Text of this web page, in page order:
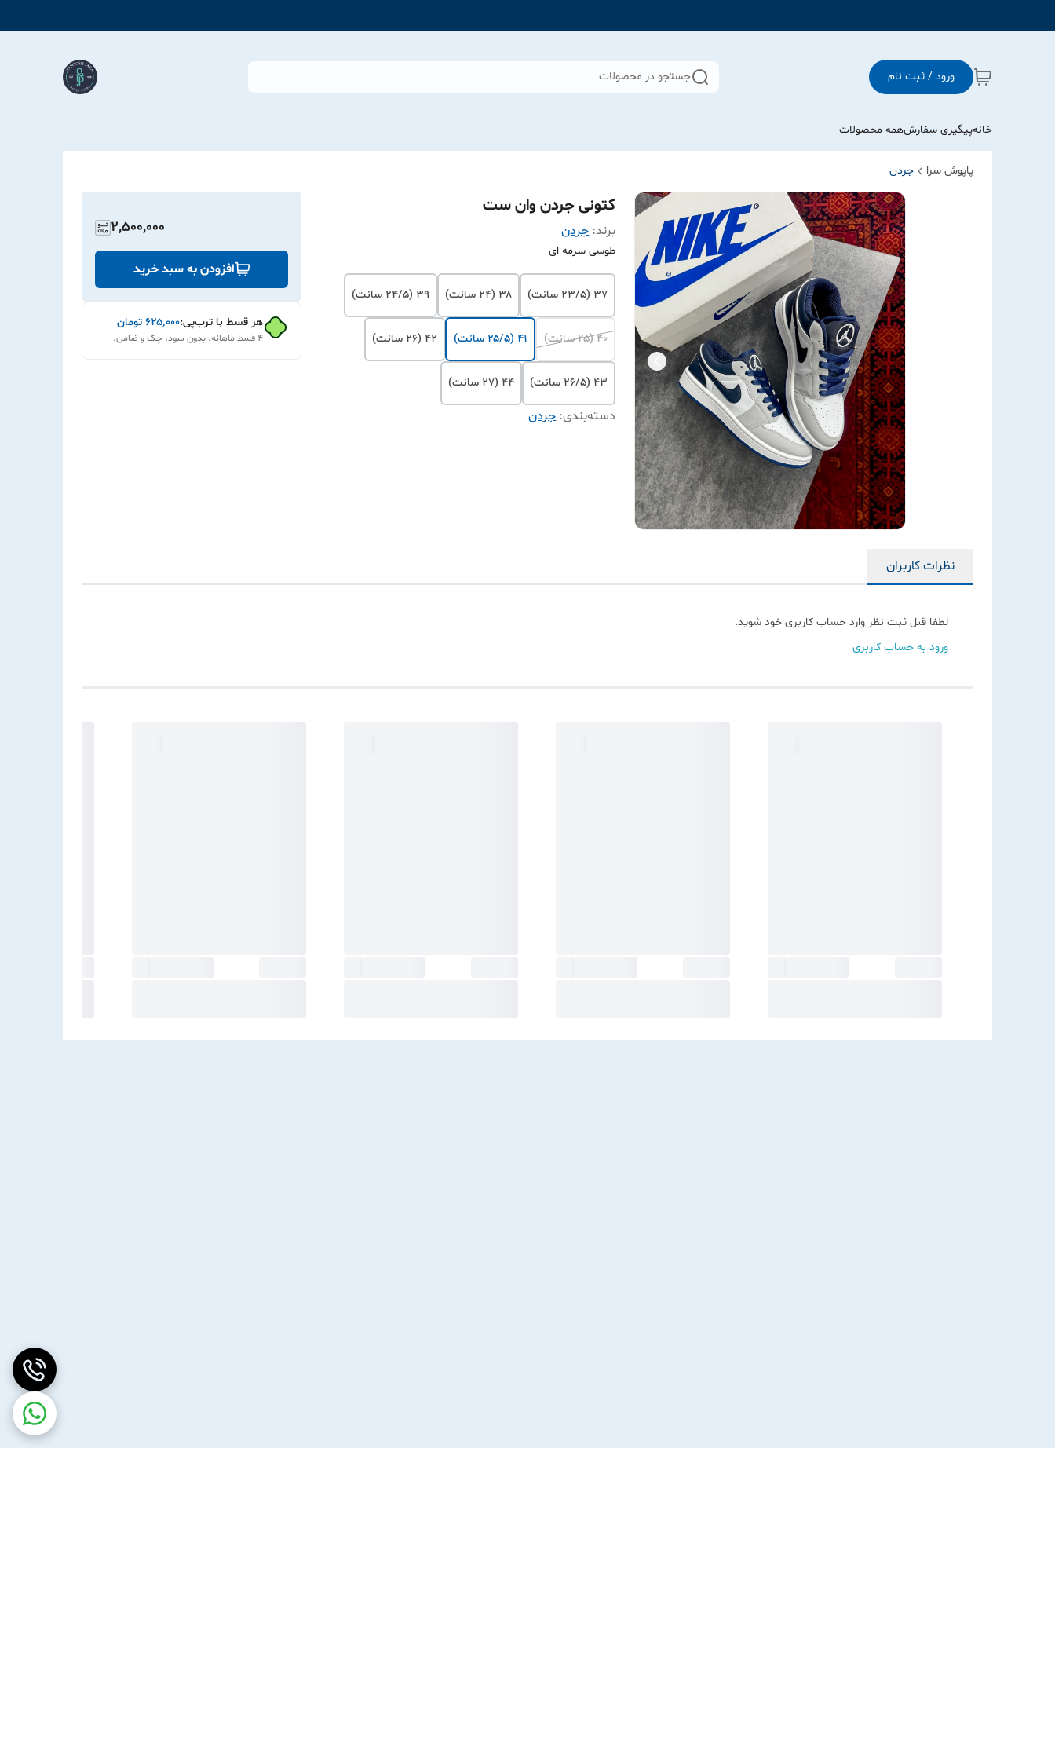
ورود / ثبت نام جستجو در محصولات
خانهپیگیری سفارشهمه محصولات
پاپوش سرا جردن
کتونی جردن وان ست
برند: جردن
طوسی سرمه ای
۳۷ (۲۳/۵ سانت) ۳۸ (۲۴ سانت) ۳۹ (۲۴/۵ سانت)
۴۰ (۲۵ سانت) ۴۱ (۲۵/۵ سانت) ۴۲ (۲۶ سانت)
۴۳ (۲۶/۵ سانت) ۴۴ (۲۷ سانت)
دسته‌بندی:جردن
2,500,000
افزودن به سبد خرید
هر قسط با ترب‌پی:۶۲۵٬۰۰۰ تومان
۴ قسط ماهانه. بدون سود، چک و ضامن.
نظرات کاربران
لطفا قبل ثبت نظر وارد حساب کاربری خود شوید.
ورود به حساب کاربری